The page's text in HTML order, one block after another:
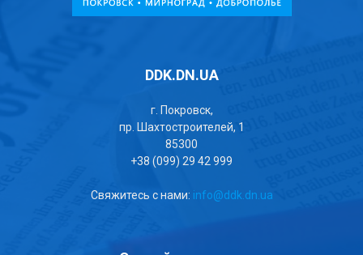
DDK.DN.UA
г. Покровск,
пр. Шахтостроителей, 1
85300
+38 (099) 29 42 999
Свяжитесь с нами: info@ddk.dn.ua